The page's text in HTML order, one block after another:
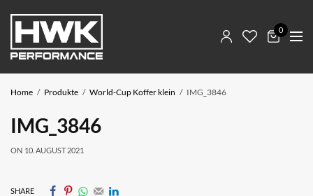
0
Home Produkte World-Cup Koffer klein IMG_3846
IMG_3846
ON 10. AUGUST 2021
SHARE